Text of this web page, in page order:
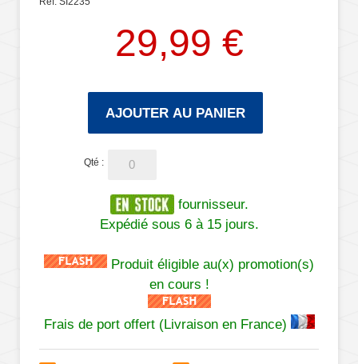
29,99 €
AJOUTER AU PANIER
Qté :
fournisseur.
Expédié sous 6 à 15 jours.
Produit éligible au(x) promotion(s)
en cours !
Frais de port offert (Livraison en France)